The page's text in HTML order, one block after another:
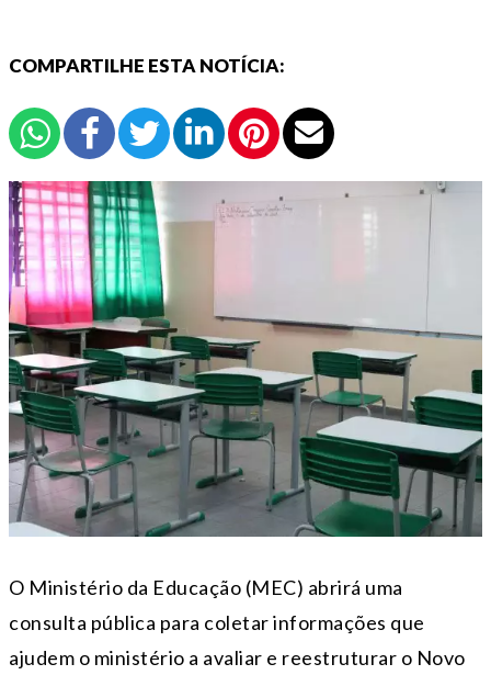
COMPARTILHE ESTA NOTÍCIA:
O Ministério da Educação (MEC) abrirá uma
consulta pública para coletar informações que
ajudem o ministério a avaliar e reestruturar o Novo